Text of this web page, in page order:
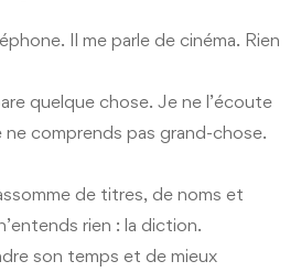
Il me parle de cinéma. Rien
quelque chose. Je ne l’écoute
comprends pas grand-chose.
de titres, de noms et
rien : la diction.
son temps et de mieux